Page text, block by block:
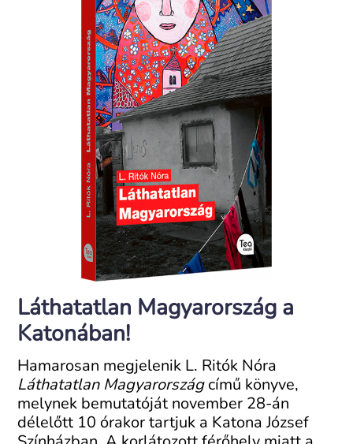
Láthatatlan Magyarország a
Katonában!
Hamarosan megjelenik L. Ritók Nóra
Láthatatlan Magyarországcímű könyve,
melynek bemutatóját november 28-án
délelőtt 10 órakor tartjuk a Katona József